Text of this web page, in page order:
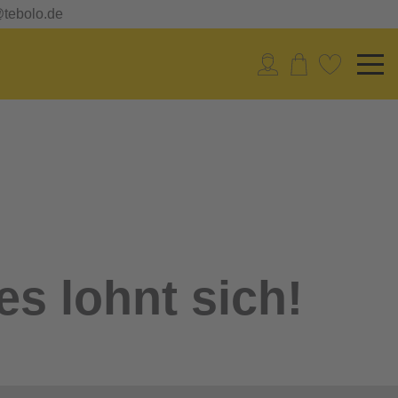
lohnt sich!